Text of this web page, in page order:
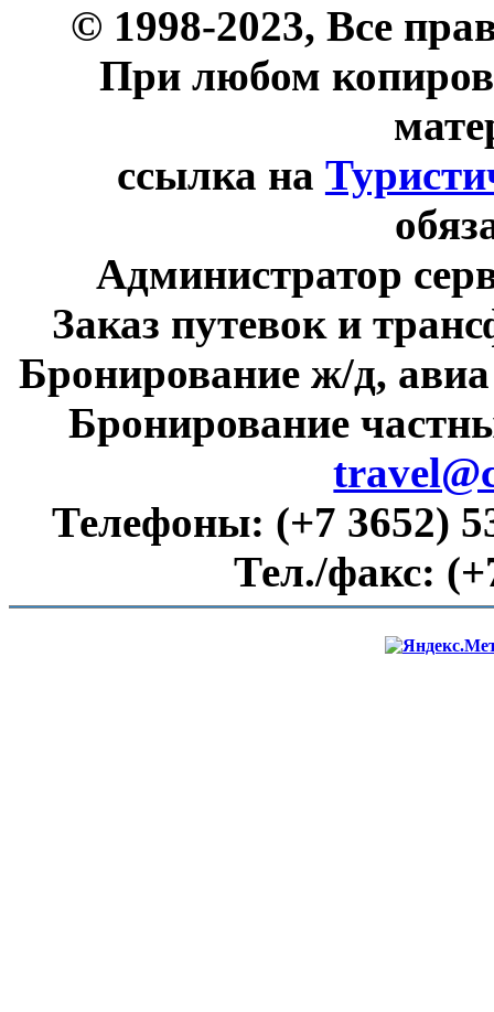
© 1998-2023, Все
При любом
ссылка на
Администратор
Заказ путевок и
Бронирование ж/д,
Бронирование
Телефоны: (+7 3652)
Тел./факс: